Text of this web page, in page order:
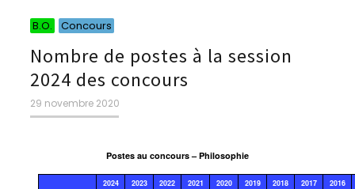
B.O. Concours
Nombre de postes à la session
2024 des concours
29 novembre 2020
Postes au concours – Philosophie
2024 2023 2022 2021 2020 2019 2018 2017 2016